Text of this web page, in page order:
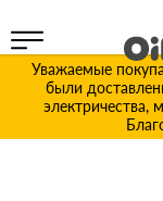
Уважаемые
были
электричества,